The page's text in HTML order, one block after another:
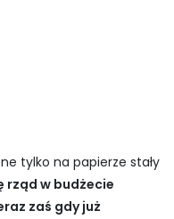
tylko na papierze stały
rząd w budżecie
zaś gdy już